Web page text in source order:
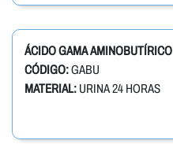
ÁCIDO GAMA AMINOBUTÍRICO
CÓDIGO:GABU
MATERIAL: URINA 24 HORAS